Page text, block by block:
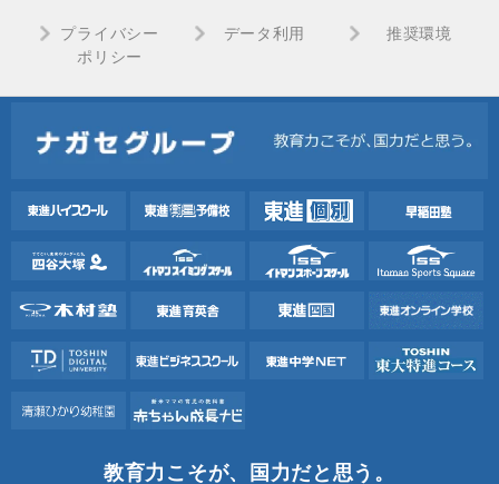
プライバシー
ポリシー
データ利用 推奨環境
教育力こそが、国力だと思う。